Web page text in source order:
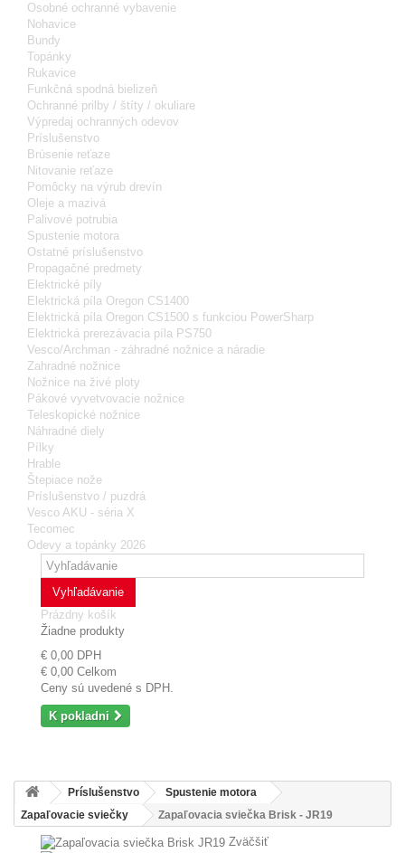
Osobné ochranné vybavenie
Nohavice
Bundy
Topánky
Rukavice
Funkčná spodná bielizeň
Ochranné prilby / štíty / okuliare
Výpredaj ochranných odevov
Príslušenstvo
Brúsenie reťaze
Nitovanie reťaze
Pomôcky na výrub drevín
Oleje a mazivá
Palivové potrubia
Spustenie motora
Ostatné príslušenstvo
Propagačné predmety
Elektrické píly
Elektrická píla Oregon CS1400
Elektrická píla Oregon CS1500 s funkciou PowerSharp
Elektrická prerezávacia píla PS750
Vesco/Archman - záhradné nožnice a náradie
Zahradné nožnice
Nožnice na živé ploty
Pákové vyvetvovacie nožnice
Teleskopické nožnice
Náhradné diely
Pílky
Hrable
Štepiace nože
Príslušenstvo / puzdrá
Vesco AKU - séria X
Tecomec
Odevy a topánky 2026
Vyhľadávanie
Prázdny košík
Žiadne produkty
€ 0,00 DPH
€ 0,00 Celkom
Ceny sú uvedené s DPH.
K pokladni
Príslušenstvo
Spustenie motora
Zapaľovacie sviečky
Zapaľovacia sviečka Brisk - JR19
Zväčšiť